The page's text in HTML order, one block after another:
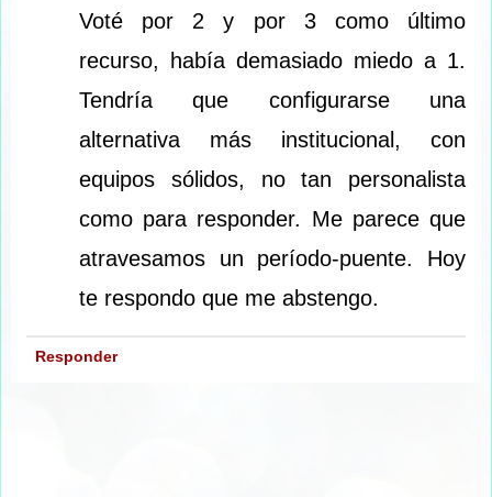
Voté por 2 y por 3 como último
recurso, había demasiado miedo a 1.
Tendría que configurarse una
alternativa más institucional, con
equipos sólidos, no tan personalista
como para responder. Me parece que
atravesamos un período-puente. Hoy
te respondo que me abstengo.
Responder